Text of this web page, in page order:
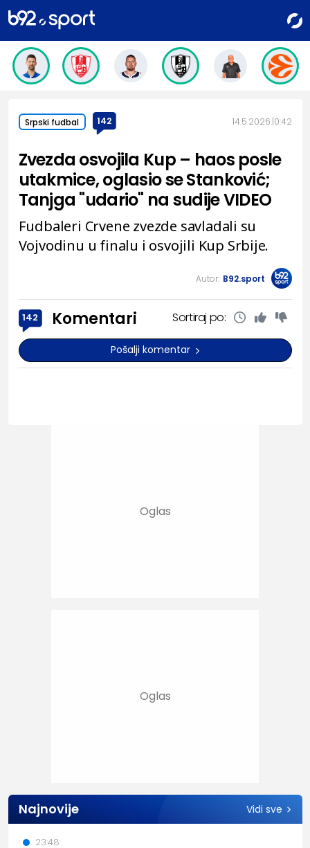
Srpski fudbal 142 14.5.2026. 0:42
Zvezda osvojila Kup – haos posle
utakmice, oglasio se Stanković;
Tanjga "udario" na sudije VIDEO
Fudbaleri Crvene zvezde savladali su
Vojvodinu u finalu i osvojili Kup Srbije.
Autor: B92.sport
142 Komentari Sortiraj po:
Pošalji komentar
Najnovije Vidi sve
23:48